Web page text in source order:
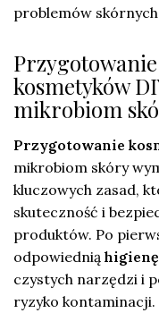
problemów
kosmetyków
mikrobiom
Przygotowanie
mikrobiom skóry
kluczowych zasad,
skuteczność i
produktów. Po
odpowiednią
czystych narzędzi i
ryzyko